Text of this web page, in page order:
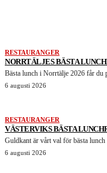
RESTAURANGER
NORRTÄLJES BÄSTA
Bästa lunch i Norrtälje 2026 får du
6 augusti 2026
RESTAURANGER
VÄSTERVIKS BÄSTA
Guldkant är vårt val för bästa
6 augusti 2026